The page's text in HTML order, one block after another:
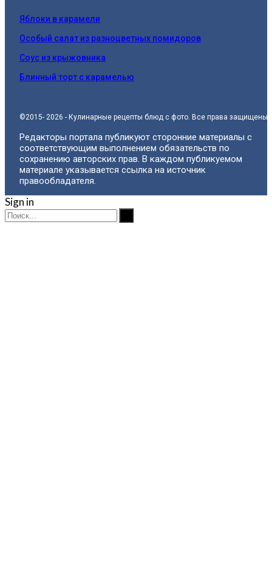
Яблоки в карамели
Особый салат из разноцветных помидоров
Соус из крыжовника
Блинный торт с карамелью
©2015- 2026 - Кулинарные рецепты блюд с фото. Все права защищены.
Редакторы портала публикуют сторонние материалы с
соответствующим выполнением обязательств по
сохранению авторских прав. В каждом публикуемом
материале указывается ссылка на источник
правообладателя.
Sign in